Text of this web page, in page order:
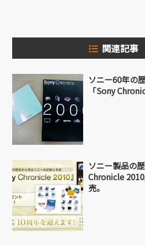
関連記事
ソニー60年の
「Sony
ソニー製品の
Chronicle
売。